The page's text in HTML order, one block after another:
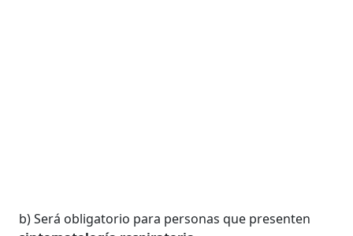
b) Será obligatorio para personas que presenten